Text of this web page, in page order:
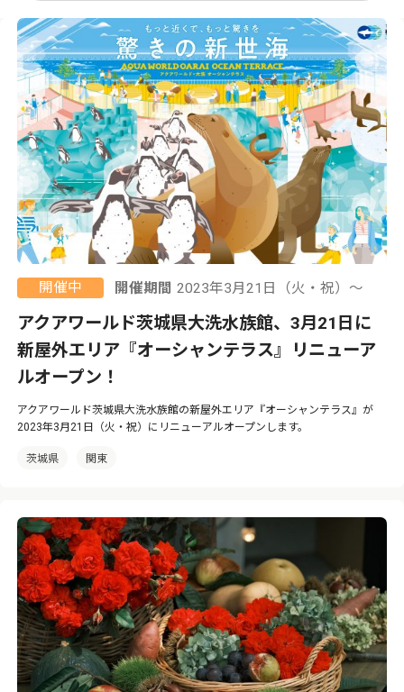
開催中 開催期間 2023年3月21日（火・祝）〜
アクアワールド茨城県大洗水族館、3月21日に
新屋外エリア『オーシャンテラス』リニューア
ルオープン！
アクアワールド茨城県大洗水族館の新屋外エリア『オーシャンテラス』が
2023年3月21日（火・祝）にリニューアルオープンします。
茨城県 関東